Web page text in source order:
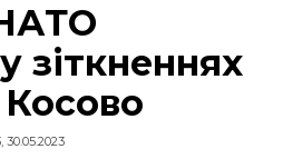
зіткненнях
Косово
30.05.2023